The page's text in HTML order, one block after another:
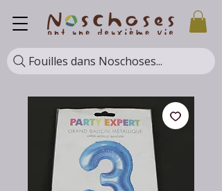
Fouilles dans Noschoses...